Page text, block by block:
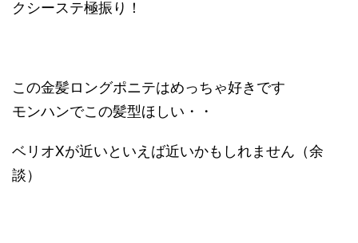
クシーステ極振り！
この金髪ロングポニテはめっちゃ好きです
モンハンでこの髪型ほしい・・
ベリオXが近いといえば近いかもしれません（余
談）